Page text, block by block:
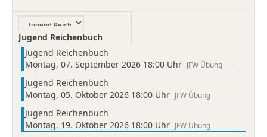
Eine Kategorie auswählen um die Liste zu filtern
Jugend Reichenbuch
Jugend Reichenbuch
Montag, 07. September 2026 18:00 Uhr JFW Übung
Jugend Reichenbuch
Montag, 05. Oktober 2026 18:00 Uhr JFW Übung
Jugend Reichenbuch
Montag, 19. Oktober 2026 18:00 Uhr JFW Übung